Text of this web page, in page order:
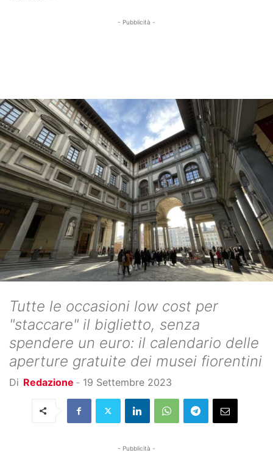
- Pubblicità -
Tutte le occasioni low cost per
"staccare" il biglietto, senza
spendere un euro: il calendario delle
aperture gratuite dei musei fiorentini
Di Redazione - 19 Settembre 2023
- Pubblicità -